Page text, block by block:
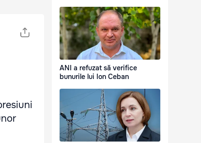
ANI a refuzat să verifice
bunurile lui Ion Ceban